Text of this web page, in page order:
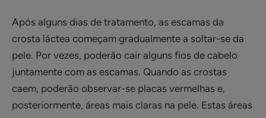
Após alguns dias de tratamento, as escamas da
crosta láctea começam gradualmente a soltar-se da
pele. Por vezes, poderão cair alguns fios de cabelo
juntamente com as escamas. Quando as crostas
caem, poderão observar-se placas vermelhas e,
posteriormente, áreas mais claras na pele. Estas áreas